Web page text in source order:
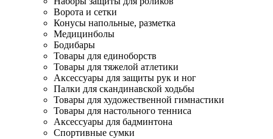
Ворота и сетки
Конусы напольные, разметка
Медицинболы
Бодибары
Товары для единоборств
Товары для тяжелой атлетики
Аксессуары для защиты рук и ног
Палки для скандинавской ходьбы
Товары для художественной гимнастики
Товары для настольного тенниса
Аксессуары для бадминтона
Спортивные сумки